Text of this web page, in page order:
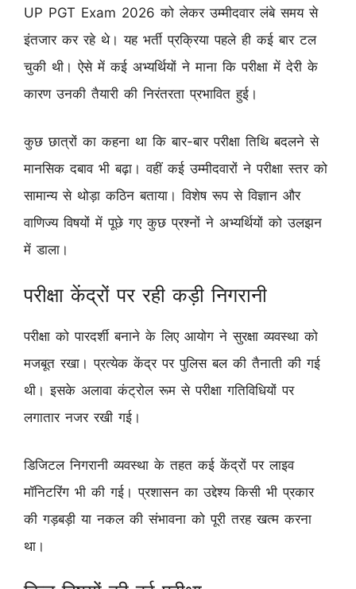
UP PGT Exam 2026 को लेकर उम्मीदवार लंबे समय से
इंतजार कर रहे थे। यह भर्ती प्रक्रिया पहले ही कई बार टल
चुकी थी। ऐसे में कई अभ्यर्थियों ने माना कि परीक्षा में देरी के
कारण उनकी तैयारी की निरंतरता प्रभावित हुई।
कुछ छात्रों का कहना था कि बार-बार परीक्षा तिथि बदलने से
मानसिक दबाव भी बढ़ा। वहीं कई उम्मीदवारों ने परीक्षा स्तर को
सामान्य से थोड़ा कठिन बताया। विशेष रूप से विज्ञान और
वाणिज्य विषयों में पूछे गए कुछ प्रश्नों ने अभ्यर्थियों को उलझन
में डाला।
परीक्षा केंद्रों पर रही कड़ी निगरानी
परीक्षा को पारदर्शी बनाने के लिए आयोग ने सुरक्षा व्यवस्था को
मजबूत रखा। प्रत्येक केंद्र पर पुलिस बल की तैनाती की गई
थी। इसके अलावा कंट्रोल रूम से परीक्षा गतिविधियों पर
लगातार नजर रखी गई।
डिजिटल निगरानी व्यवस्था के तहत कई केंद्रों पर लाइव
मॉनिटरिंग भी की गई। प्रशासन का उद्देश्य किसी भी प्रकार
की गड़बड़ी या नकल की संभावना को पूरी तरह खत्म करना
था।